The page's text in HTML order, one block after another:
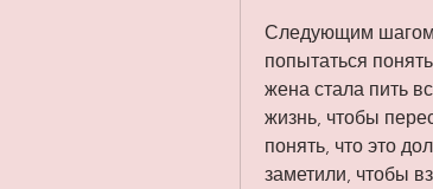
Следующим шагом
попытаться
жена стала пить
жизнь, чтобы
понять, что это
заметили, чтобы